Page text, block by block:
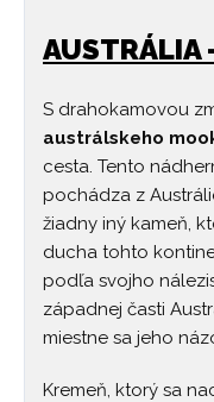
AUSTRÁLIA
S drahokamovou
austrálskeho
cesta. Tento
pochádza z
žiadny iný kameň,
ducha tohto
podľa svojho
západnej časti
miestne sa jeho
Kremeň, ktorý sa